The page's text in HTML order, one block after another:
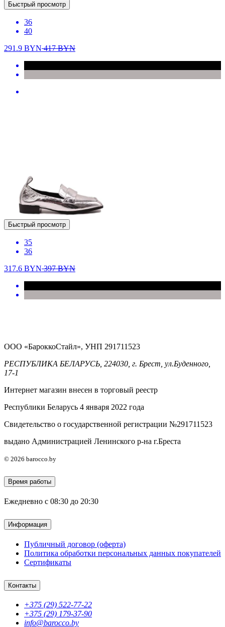
Быстрый просмотр
36
40
291.9 BYN417BYN
Быстрый просмотр
35
36
317.6 BYN397BYN
ООО «БароккоСтайл», УНП 291711523
РЕСПУБЛИКА БЕЛАРУСЬ, 224030, г. Брест, ул.Буденного,
17-1
Интернет магазин внесен в торговый реестр
Республики Беларусь 4 января 2022 года
Свидетельство о государственной регистрации №291711523
выдано Администрацией Ленинского р-на г.Бреста
© 2026 barocco.by
Время работы
Ежедневно с 08:30 до 20:30
Информация
Публичный договор (оферта)
Политика обработки персональных данных покупателей
Сертификаты
Контакты
+375 (29) 522-77-22
+375 (29) 179-37-90
info@barocco.by